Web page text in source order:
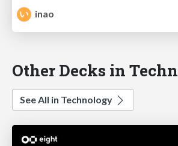
inao
Other Decks in
See All in Technology